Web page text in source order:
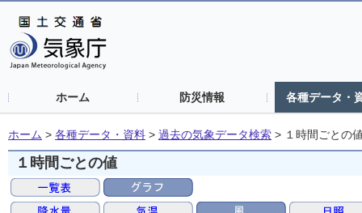
ホーム 防災情報 各種データ・
ホーム > 各種データ・資料 > 過去の気象データ検索 > １時間ごとの
１時間ごとの値